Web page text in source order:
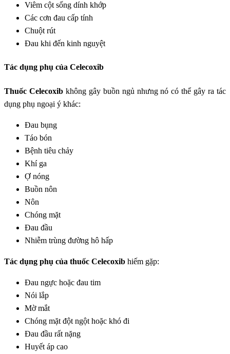
Viêm cột sống dính khớp
Các cơn đau cấp tính
Chuột rút
Đau khi đến kinh nguyệt
Tác dụng phụ của Celecoxib
Thuốc Celecoxibkhông gây buồn ngủ nhưng nó có thể gây ra tác
dụng phụ ngoại ý khác:
Đau bụng
Táo bón
Bệnh tiêu chảy
Khí ga
Ợ nóng
Buồn nôn
Nôn
Chóng mặt
Đau đầu
Nhiễm trùng đường hô hấp
Tác dụng phụ của thuốc Celecoxib hiếm gặp:
Đau ngực hoặc đau tim
Nói lắp
Mờ mắt
Chóng mặt đột ngột hoặc khó đi
Đau đầu rất nặng
Huyết áp cao